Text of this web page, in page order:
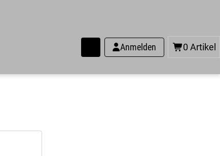
Anmelden 0 Artikel